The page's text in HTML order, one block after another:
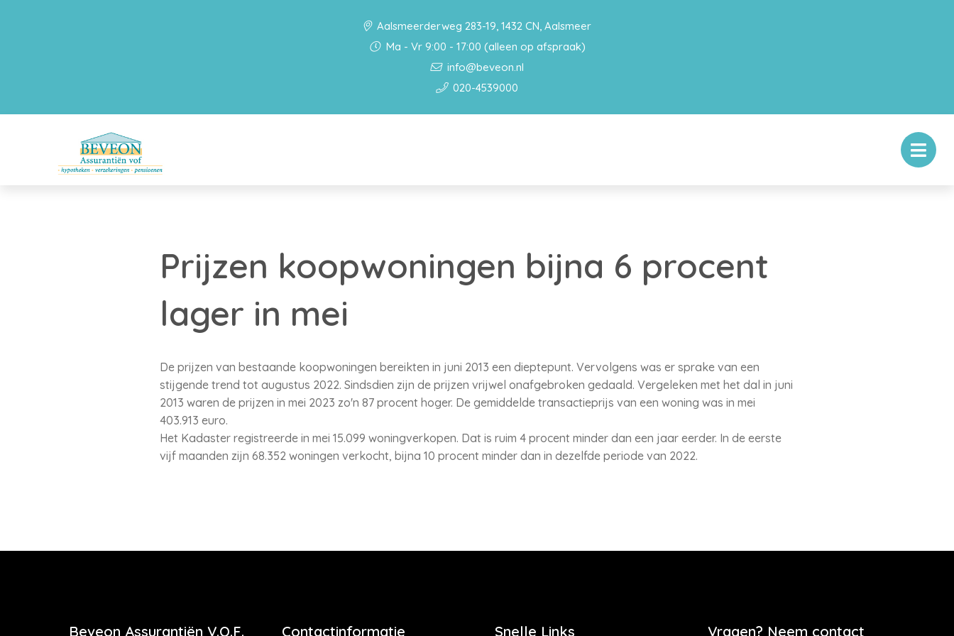
Aalsmeerderweg 283-19, 1432 CN, Aalsmeer
Ma - Vr 9:00 - 17:00 (alleen op afspraak)
info@beveon.nl
020-4539000
Prijzen koopwoningen bijna 6 procent
lager in mei
De prijzen van bestaande koopwoningen bereikten in juni 2013 een dieptepunt. Vervolgens was er sprake van een
stijgende trend tot augustus 2022. Sindsdien zijn de prijzen vrijwel onafgebroken gedaald. Vergeleken met het dal in juni
2013 waren de prijzen in mei 2023 zo'n 87 procent hoger. De gemiddelde transactieprijs van een woning was in mei
403.913 euro.
Het Kadaster registreerde in mei 15.099 woningverkopen. Dat is ruim 4 procent minder dan een jaar eerder. In de eerste
vijf maanden zijn 68.352 woningen verkocht, bijna 10 procent minder dan in dezelfde periode van 2022.
Beveon Assurantiën V.O.F. Contactinformatie Snelle Links Vragen? Neem contact